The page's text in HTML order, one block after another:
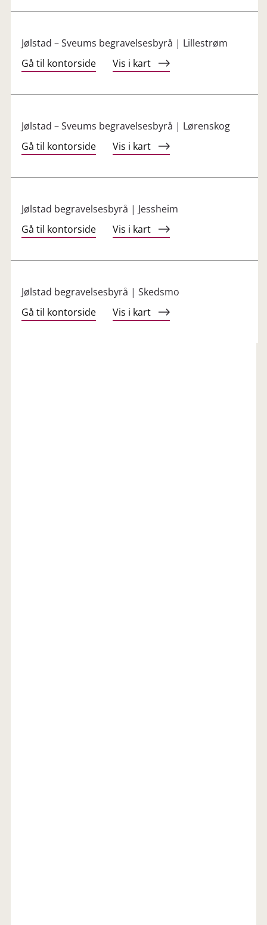
Jølstad – Sveums begravelsesbyrå | Lillestrøm
Gå til kontorside
Vis i kart
Jølstad – Sveums begravelsesbyrå | Lørenskog
Gå til kontorside
Vis i kart
Jølstad begravelsesbyrå | Jessheim
Gå til kontorside
Vis i kart
Jølstad begravelsesbyrå | Skedsmo
Gå til kontorside
Vis i kart